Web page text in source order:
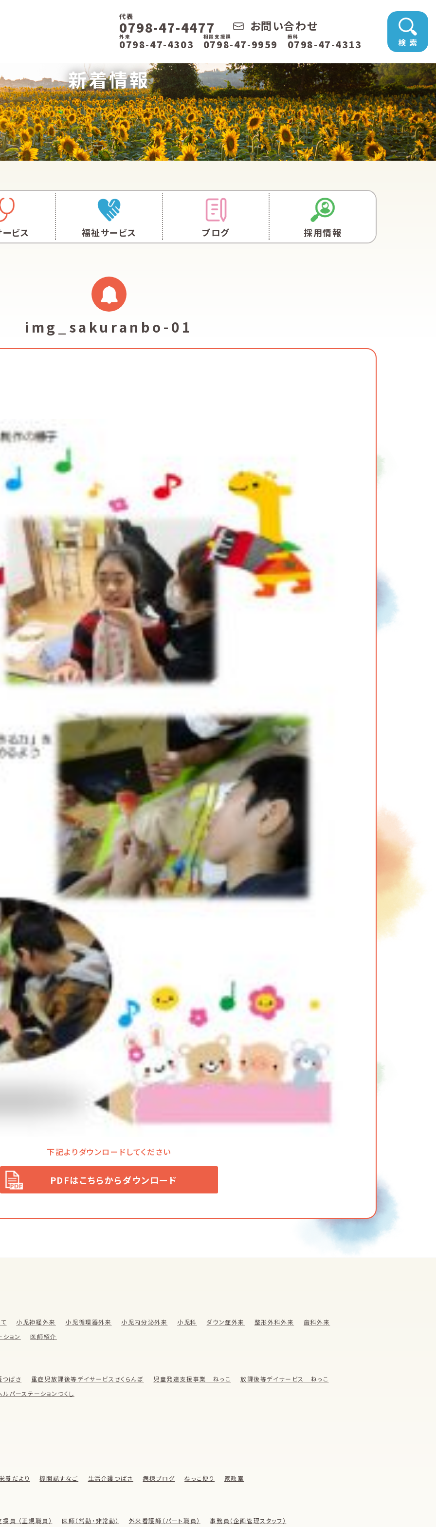
代表
0798-47-4477 お問い合わせ
外来
0798-47-4303
相談支援課
0798-47-9959
歯科
0798-47-4313 検 索
新着情報
ビス 福祉サービス ブログ 採用情報
img_sakuranbo-01
下記よりダウンロードしてください
PDFはこちらからダウンロード
小児神経外来 小児循環器外来 小児内分泌外来 小児科 ダウン症外来 整形外科外来
歯科外来
ション
医師紹介
ばさ 重症児放課後等デイサービスさくらんぼ 児童発達支援事業 ねっこ
放課後等デイサービス ねっこ
パーステーションつくし
養だより 機関誌すなご 生活介護つばさ 病棟ブログ ねっこ便り 家政室
員 （正規職員） 医師（常勤・非常勤） 外来看護師（パート職員）
事務員（企画管理スタッフ）